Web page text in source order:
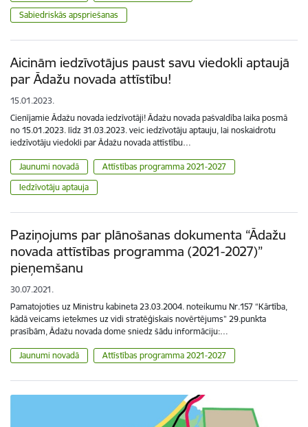
Sabiedriskās apspriešanas
Aicinām iedzīvotājus paust savu viedokli aptaujā
par Ādažu novada attīstību!
15.01.2023.
Cienījamie Ādažu novada iedzīvotāji! Ādažu novada pašvaldība laika posmā
no 15.01.2023. līdz 31.03.2023. veic iedzīvotāju aptauju, lai noskaidrotu
iedzīvotāju viedokli par Ādažu novada attīstību…
Jaunumi novadā
Attīstības programma 2021-2027
Iedzīvotāju aptauja
Paziņojums par plānošanas dokumenta “Ādažu
novada attīstības programma (2021-2027)”
pieņemšanu
30.07.2021.
Pamatojoties uz Ministru kabineta 23.03.2004. noteikumu Nr.157 “Kārtība,
kādā veicams ietekmes uz vidi stratēģiskais novērtējums” 29.punkta
prasībām, Ādažu novada dome sniedz šādu informāciju:…
Jaunumi novadā Attīstības programma 2021-2027